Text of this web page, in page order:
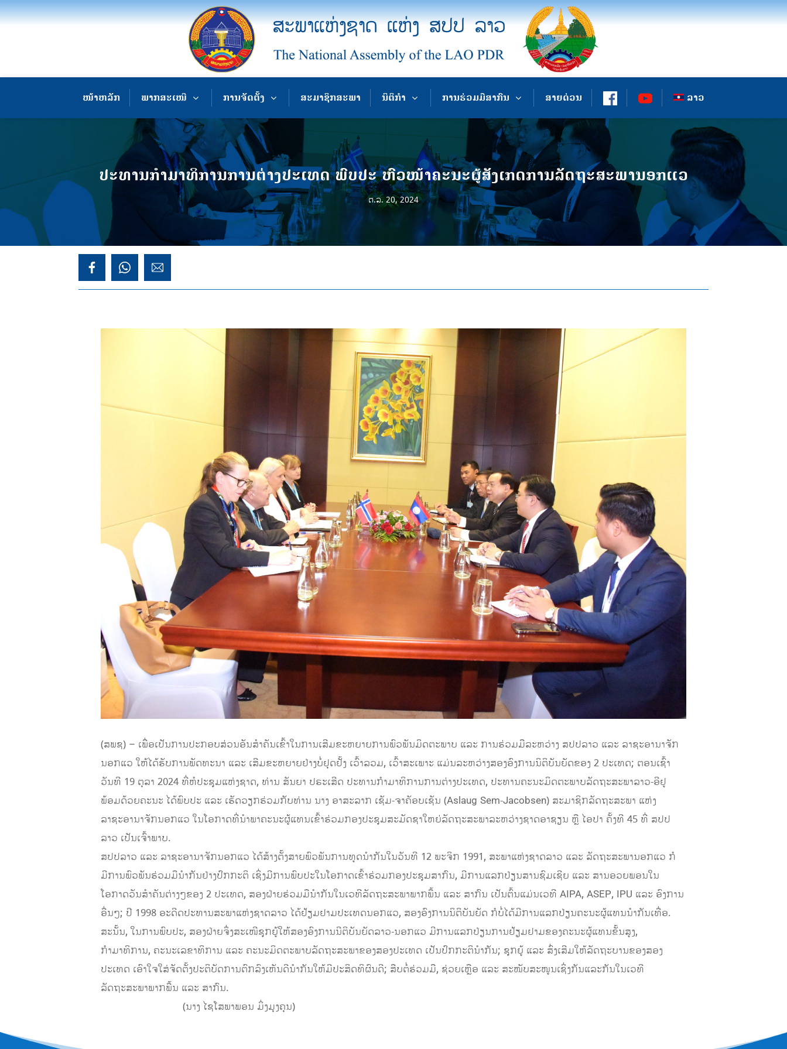
ໜ້າຫລັກ ພາກສະເໜີ ການຈັດຕັ້ງ ສະມາຊິກສະພາ ນິຕິກຳ ການຮ່ວມມືສາກົນ ສາຍດ່ວນ ລາວ
ປະທານກຳມາທິການການຕ່າງປະເທດ ພົບປະ ຫົວໜ້າຄະນະຜູ້ສັງເກດການລັດຖະສະພານອກແວ
ຕ.ລ. 20, 2024
(ສພຊ) – ເພື່ອເປັນການປະກອບສ່ວນອັນສຳຄັນເຂົ້າໃນການເສີມຂະຫຍາຍການ​ພົວ​ພັນ​ມິດ​ຕະ​ພາບ​ ແລະ ການ​ຮ່ວມ​ມື​ລະຫວ່າງ ສປປລາວ ແລະ ລາຊະອານາຈັກ
ນອກແວ ໃຫ້ໄດ້ຮັບການພັດທະນາ ແລະ ເສີມຂະຫຍາຍຢ່າງບໍ່ຢຸດຢັ້ງ ເວົ້າລວມ, ເວົ້າສະເພາະ ແມ່ນລະຫວ່າງສອງອົງການນິຕິບັນຍັດຂອງ 2 ປະເທດ; ຕອນເຊົ້າ
ວັນທີ 19 ຕຸລາ 2024 ທີ່ຫໍປະຊຸມແຫ່ງຊາດ, ທ່ານ ສັນຍາ ປຣະເສີດ ປະທານກຳມາທິການການຕ່າງປະເທດ, ປະທານຄະນະມິດຕະພາບລັດຖະສະພາລາວ-ອີຢູ
ພ້ອມດ້ວຍຄະນະ ໄດ້ພົບປະ ແລະ ເຮັດວຽກຮ່ວມກັບທ່ານ ນາງ ອາສະລາກ ເຊັມ-ຈາຄັອບເຊັນ (Aslaug Sem-Jacobsen) ສະມາຊິກລັດຖະສະພາ ແຫ່ງ
ລາຊະອານາຈັກນອກແວ ໃນໂອກາດທີ່ນຳພາຄະນະຜູ້ແທນເຂົ້າຮ່ວມກອງປະຊຸມສະມັດຊາໃຫຍ່ລັດຖະສະພາລະຫວ່າງຊາດອາຊຽນ ຫຼື ໄອປາ ຄັ້ງທີ 45 ທີ່ ສປປ
ລາວ ເປັນເຈົ້າພາບ.
ສປປລາວ ແລະ ລາຊະອານາຈັກນອກແວ ໄດ້ສ້າງຕັ້ງສາຍພົວພັນການທູດນໍາກັນໃນວັນທີ 12 ພະຈິກ 1991, ສະພາແຫ່ງຊາດລາວ ແລະ ລັດຖະສະພານອກແວ ກໍ
ມີການພົວພັນຮ່ວມມືນໍາກັນຢ່າງປົກກະຕິ ເຊິ່ງມີການພົບປະໃນໂອກາດເຂົ້າຮ່ວມກອງປະຊຸມສາກົນ, ມີການແລກປ່ຽນສານຊົມເຊີຍ ແລະ ສານອວຍພອນໃນ
ໂອກາດວັນສຳຄັນຕ່າງໆຂອງ 2 ປະເທດ, ສອງຝ່າຍຮ່ວມມືນໍາກັນໃນເວທີລັດຖະສະພາພາກພື້ນ ແລະ ສາກົນ ເປັນຕົ້ນແມ່ນເວທີ AIPA, ASEP, IPU ແລະ ອົງການ
ອື່ນໆ; ປີ 1998 ອະດີດປະທານສະພາແຫ່ງຊາດລາວ ໄດ້ຢ້ຽມຢາມປະເທດນອກແວ, ສອງອົງການນິຕິບັນຍັດ ກໍບໍ່ໄດ້ມີການແລກປ່ຽນຄະນະຜູ້ແທນນໍາກັນເທື່ອ.
ສະນັ້ນ, ໃນການພົບປະ, ສອງຝ່າຍຈຶ່ງສະເໜີຊຸກຍູ້ໃຫ້ສອງອົງການນີຕິບັນຍັດລາວ-ນອກແວ ມີການແລກປ່ຽນການຢ້ຽມຢາມຂອງຄະນະຜູ້ແທນຂັ້ນສູງ,
ກຳມາທິການ, ຄະນະເລຂາທິການ ແລະ ຄະນະມິດຕະພາບລັດຖະສະພາຂອງສອງປະເທດ ເປັນປົກກະຕິນໍາກັນ; ຊຸກຍູ້ ແລະ ສົ່ງເສີມໃຫ້ລັດຖະບານຂອງສອງ
ປະເທດ ເອົາໃຈໃສ່ຈັດຕັ້ງປະຕິບັດການຕົກລົງເຫັນດີນໍາກັນໃຫ້ມີປະສິດທິຜົນດີ; ສືບຕໍ່ຮ່ວມມື, ຊ່ວຍເຫຼືອ ແລະ ສະໜັບສະໜູນເຊິ່ງກັນແລະກັນໃນເວທີ
ລັດຖະສະພາພາກພື້ນ ແລະ ສາກົນ.
(ນາງ ໄຊໂສພາພອນ ມິ່ງມຸງຄຸນ)